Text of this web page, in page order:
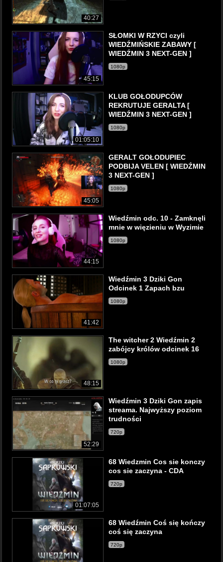
40:27
45:15
SŁOMKI W RZYCI czyli
WIEDŹMIŃSKIE ZABAWY [
WIEDŹMIN 3 NEXT-GEN ]
1080p
01:05:10
KLUB GOŁODUPCÓW
REKRUTUJE GERALTA [
WIEDŹMIN 3 NEXT-GEN ]
1080p
45:05
GERALT GOŁODUPIEC
PODBIJA VELEN [ WIEDŹMIN
3 NEXT-GEN ]
1080p
44:15
Wiedźmin odc. 10 - Zamknęli
mnie w więzieniu w Wyzimie
1080p
41:42
Wiedźmin 3 Dziki Gon
Odcinek 1 Zapach bzu
1080p
48:15
The witcher 2 Wiedźmin 2
zabójcy królów odcinek 16
1080p
52:29
Wiedźmin 3 Dziki Gon zapis
streama. Najwyższy poziom
trudności
720p
01:07:05
68 Wiedzmin Cos sie konczy
cos sie zaczyna - CDA
720p
68 Wiedźmin Coś się kończy
coś się zaczyna
720p